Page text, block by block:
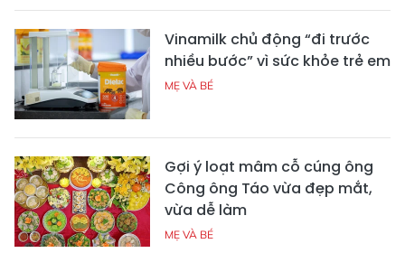
Vinamilk chủ động “đi trước
nhiều bước” vì sức khỏe trẻ em
MẸ VÀ BÉ
Gợi ý loạt mâm cỗ cúng ông
Công ông Táo vừa đẹp mắt,
vừa dễ làm
MẸ VÀ BÉ